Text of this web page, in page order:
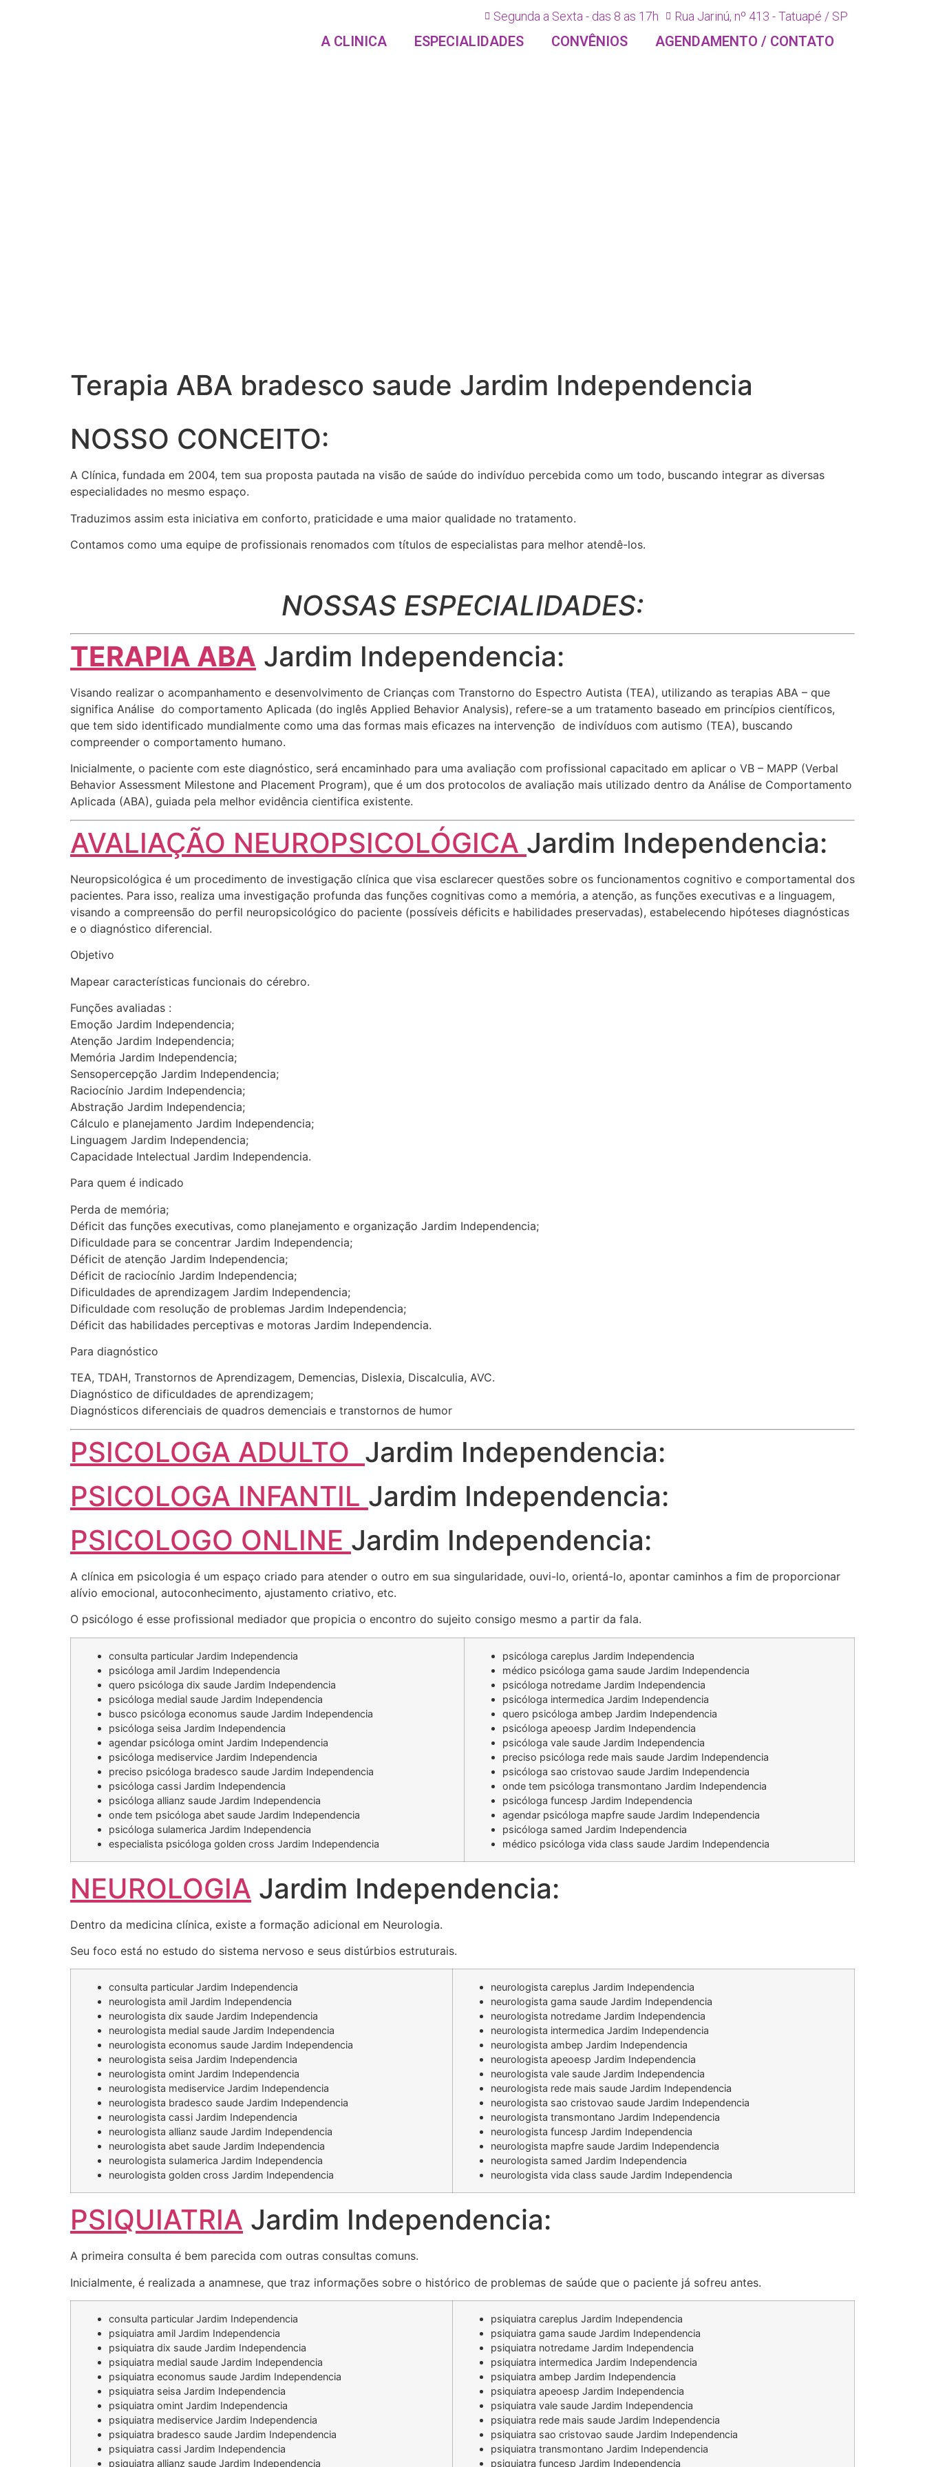
Segunda a Sexta - das 8 as 17h Rua Jarinú, nº 413 - Tatuapé / SP
A CLINICA ESPECIALIDADES CONVÊNIOS AGENDAMENTO / CONTATO
Terapia ABA bradesco saude Jardim Independencia
NOSSO CONCEITO:
A Clínica, fundada em 2004, tem sua proposta pautada na visão de saúde do indivíduo percebida como um todo, buscando integrar as diversas
especialidades no mesmo espaço.
Traduzimos assim esta iniciativa em conforto, praticidade e uma maior qualidade no tratamento.
Contamos como uma equipe de profissionais renomados com títulos de especialistas para melhor atendê-los.
NOSSAS ESPECIALIDADES:
TERAPIA ABA Jardim Independencia:
Visando realizar o acompanhamento e desenvolvimento de Crianças com Transtorno do Espectro Autista (TEA), utilizando as terapias ABA – que
significa Análise do comportamento Aplicada (do inglês Applied Behavior Analysis), refere-se a um tratamento baseado em princípios científicos,
que tem sido identificado mundialmente como uma das formas mais eficazes na intervenção de indivíduos com autismo (TEA), buscando
compreender o comportamento humano.
Inicialmente, o paciente com este diagnóstico, será encaminhado para uma avaliação com profissional capacitado em aplicar o VB – MAPP (Verbal
Behavior Assessment Milestone and Placement Program), que é um dos protocolos de avaliação mais utilizado dentro da Análise de Comportamento
Aplicada (ABA), guiada pela melhor evidência cientifica existente.
AVALIAÇÃO NEUROPSICOLÓGICA Jardim Independencia:
Neuropsicológica é um procedimento de investigação clínica que visa esclarecer questões sobre os funcionamentos cognitivo e comportamental dos
pacientes. Para isso, realiza uma investigação profunda das funções cognitivas como a memória, a atenção, as funções executivas e a linguagem,
visando a compreensão do perfil neuropsicológico do paciente (possíveis déficits e habilidades preservadas), estabelecendo hipóteses diagnósticas
e o diagnóstico diferencial.
Objetivo
Mapear características funcionais do cérebro.
Funções avaliadas :
Emoção Jardim Independencia;
Atenção Jardim Independencia;
Memória Jardim Independencia;
Sensopercepção Jardim Independencia;
Raciocínio Jardim Independencia;
Abstração Jardim Independencia;
Cálculo e planejamento Jardim Independencia;
Linguagem Jardim Independencia;
Capacidade Intelectual Jardim Independencia.
Para quem é indicado
Perda de memória;
Déficit das funções executivas, como planejamento e organização Jardim Independencia;
Dificuldade para se concentrar Jardim Independencia;
Déficit de atenção Jardim Independencia;
Déficit de raciocínio Jardim Independencia;
Dificuldades de aprendizagem Jardim Independencia;
Dificuldade com resolução de problemas Jardim Independencia;
Déficit das habilidades perceptivas e motoras Jardim Independencia.
Para diagnóstico
TEA, TDAH, Transtornos de Aprendizagem, Demencias, Dislexia, Discalculia, AVC.
Diagnóstico de dificuldades de aprendizagem;
Diagnósticos diferenciais de quadros demenciais e transtornos de humor
PSICOLOGA ADULTO Jardim Independencia:
PSICOLOGA INFANTIL Jardim Independencia:
PSICOLOGO ONLINE Jardim Independencia:
A clínica em psicologia é um espaço criado para atender o outro em sua singularidade, ouvi-lo, orientá-lo, apontar caminhos a fim de proporcionar
alívio emocional, autoconhecimento, ajustamento criativo, etc.
O psicólogo é esse profissional mediador que propicia o encontro do sujeito consigo mesmo a partir da fala.
consulta particular Jardim Independencia
psicóloga amil Jardim Independencia
quero psicóloga dix saude Jardim Independencia
psicóloga medial saude Jardim Independencia
busco psicóloga economus saude Jardim Independencia
psicóloga seisa Jardim Independencia
agendar psicóloga omint Jardim Independencia
psicóloga mediservice Jardim Independencia
preciso psicóloga bradesco saude Jardim Independencia
psicóloga cassi Jardim Independencia
psicóloga allianz saude Jardim Independencia
onde tem psicóloga abet saude Jardim Independencia
psicóloga sulamerica Jardim Independencia
especialista psicóloga golden cross Jardim Independencia
psicóloga careplus Jardim Independencia
médico psicóloga gama saude Jardim Independencia
psicóloga notredame Jardim Independencia
psicóloga intermedica Jardim Independencia
quero psicóloga ambep Jardim Independencia
psicóloga apeoesp Jardim Independencia
psicóloga vale saude Jardim Independencia
preciso psicóloga rede mais saude Jardim Independencia
psicóloga sao cristovao saude Jardim Independencia
onde tem psicóloga transmontano Jardim Independencia
psicóloga funcesp Jardim Independencia
agendar psicóloga mapfre saude Jardim Independencia
psicóloga samed Jardim Independencia
médico psicóloga vida class saude Jardim Independencia
NEUROLOGIA Jardim Independencia:
Dentro da medicina clínica, existe a formação adicional em Neurologia.
Seu foco está no estudo do sistema nervoso e seus distúrbios estruturais.
consulta particular Jardim Independencia
neurologista amil Jardim Independencia
neurologista dix saude Jardim Independencia
neurologista medial saude Jardim Independencia
neurologista economus saude Jardim Independencia
neurologista seisa Jardim Independencia
neurologista omint Jardim Independencia
neurologista mediservice Jardim Independencia
neurologista bradesco saude Jardim Independencia
neurologista cassi Jardim Independencia
neurologista allianz saude Jardim Independencia
neurologista abet saude Jardim Independencia
neurologista sulamerica Jardim Independencia
neurologista golden cross Jardim Independencia
neurologista careplus Jardim Independencia
neurologista gama saude Jardim Independencia
neurologista notredame Jardim Independencia
neurologista intermedica Jardim Independencia
neurologista ambep Jardim Independencia
neurologista apeoesp Jardim Independencia
neurologista vale saude Jardim Independencia
neurologista rede mais saude Jardim Independencia
neurologista sao cristovao saude Jardim Independencia
neurologista transmontano Jardim Independencia
neurologista funcesp Jardim Independencia
neurologista mapfre saude Jardim Independencia
neurologista samed Jardim Independencia
neurologista vida class saude Jardim Independencia
PSIQUIATRIA Jardim Independencia:
A primeira consulta é bem parecida com outras consultas comuns.
Inicialmente, é realizada a anamnese, que traz informações sobre o histórico de problemas de saúde que o paciente já sofreu antes.
consulta particular Jardim Independencia
psiquiatra amil Jardim Independencia
psiquiatra dix saude Jardim Independencia
psiquiatra medial saude Jardim Independencia
psiquiatra economus saude Jardim Independencia
psiquiatra seisa Jardim Independencia
psiquiatra omint Jardim Independencia
psiquiatra mediservice Jardim Independencia
psiquiatra bradesco saude Jardim Independencia
psiquiatra cassi Jardim Independencia
psiquiatra allianz saude Jardim Independencia
psiquiatra careplus Jardim Independencia
psiquiatra gama saude Jardim Independencia
psiquiatra notredame Jardim Independencia
psiquiatra intermedica Jardim Independencia
psiquiatra ambep Jardim Independencia
psiquiatra apeoesp Jardim Independencia
psiquiatra vale saude Jardim Independencia
psiquiatra rede mais saude Jardim Independencia
psiquiatra sao cristovao saude Jardim Independencia
psiquiatra transmontano Jardim Independencia
psiquiatra funcesp Jardim Independencia